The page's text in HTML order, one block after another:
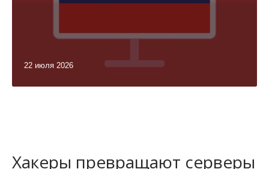
22 июля 2026
Хакеры превращают серверы